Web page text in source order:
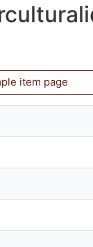
item page